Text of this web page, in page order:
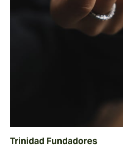
Trinidad Fundadores